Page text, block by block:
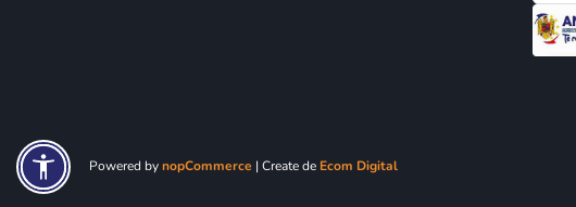
Powered bynopCommerce | Create de Ecom Digital